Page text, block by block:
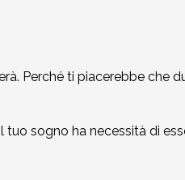
Perché ti piacerebbe che
tuo sogno ha necessità di